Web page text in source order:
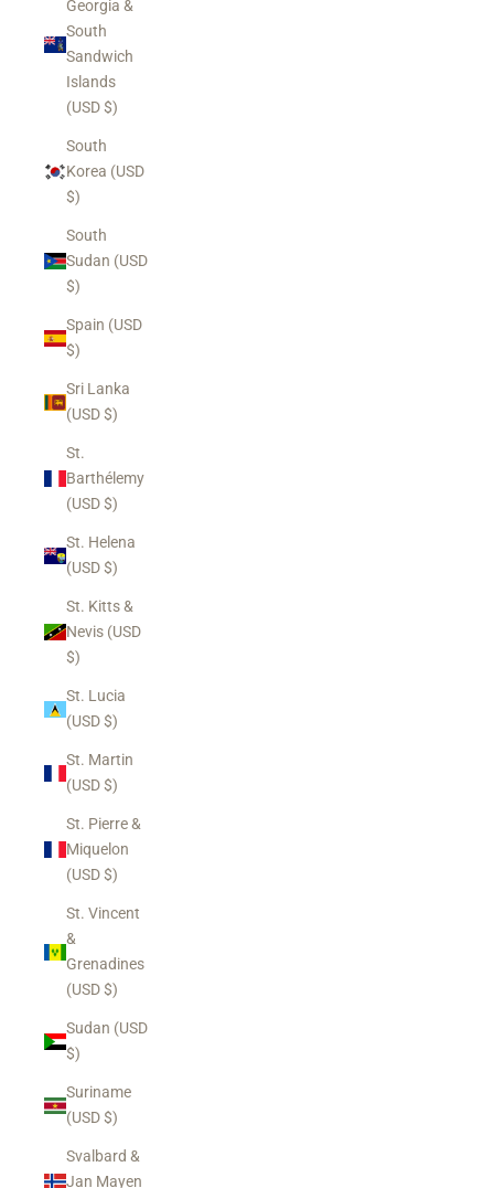
Georgia &
South
Sandwich
Islands
(USD $)
South
Korea (USD
$)
South
Sudan (USD
$)
Spain (USD
$)
Sri Lanka
(USD $)
St.
Barthélemy
(USD $)
St. Helena
(USD $)
St. Kitts &
Nevis (USD
$)
St. Lucia
(USD $)
St. Martin
(USD $)
St. Pierre &
Miquelon
(USD $)
St. Vincent
&
Grenadines
(USD $)
Sudan (USD
$)
Suriname
(USD $)
Svalbard &
Jan Mayen